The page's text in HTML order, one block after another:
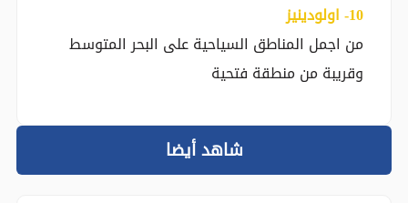
‎10- اولودينيز
من اجمل المناطق السياحية على البحر المتوسط
وقريبة من منطقة فتحية
شاهد أيضا